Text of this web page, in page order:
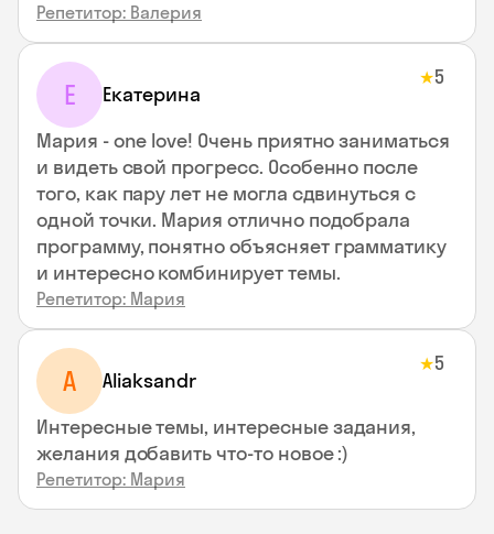
Репетитор: Валерия
Е Екатерина
★5
Мария - one love! Очень приятно заниматься
и видеть свой прогресс. Особенно после
того, как пару лет не могла сдвинуться с
одной точки. Мария отлично подобрала
программу, понятно объясняет грамматику
и интересно комбинирует темы.
Репетитор: Мария
A Aliaksandr
★5
Интересные темы, интересные задания,
желания добавить что-то новое :)
Репетитор: Мария